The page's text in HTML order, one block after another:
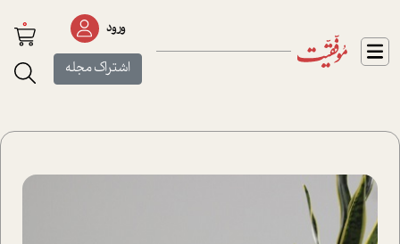
ورود
اشتراک مجله
0